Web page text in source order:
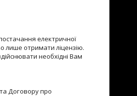
електричної
лише отримати ліцензію.
необхідні Вам
Договору про